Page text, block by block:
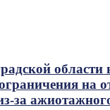
области
на
за